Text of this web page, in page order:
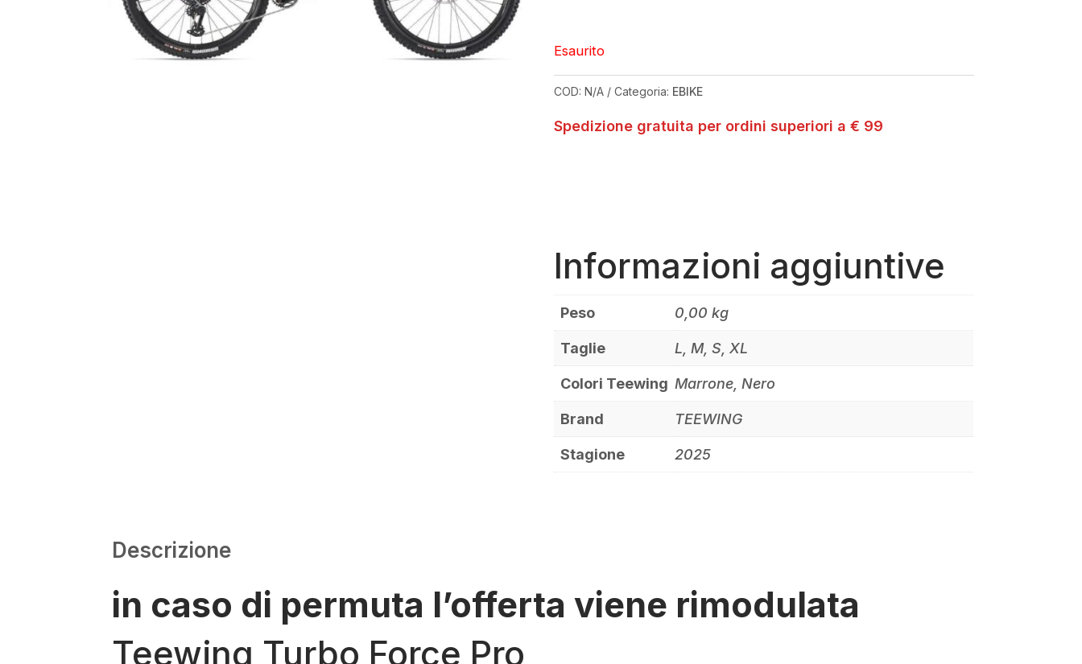
Esaurito
COD:N/A Categoria: EBIKE
Spedizione gratuita per ordini superiori a € 99
Informazioni aggiuntive
Peso 0,00 kg
Taglie L, M, S, XL
Colori Teewing Marrone, Nero
Brand TEEWING
Stagione 2025
Descrizione
in caso di permuta l’offerta viene rimodulata
Teewing Turbo Force Pro